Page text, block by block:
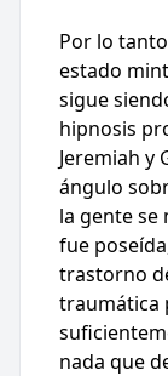
Por lo
estado
sigue
hipnosis
Jeremiah y
ángulo
la gente se
fue
trastorno
traumática
nada que